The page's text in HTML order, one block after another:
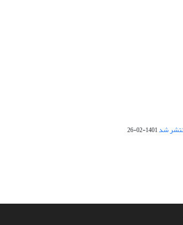
1401-02-26